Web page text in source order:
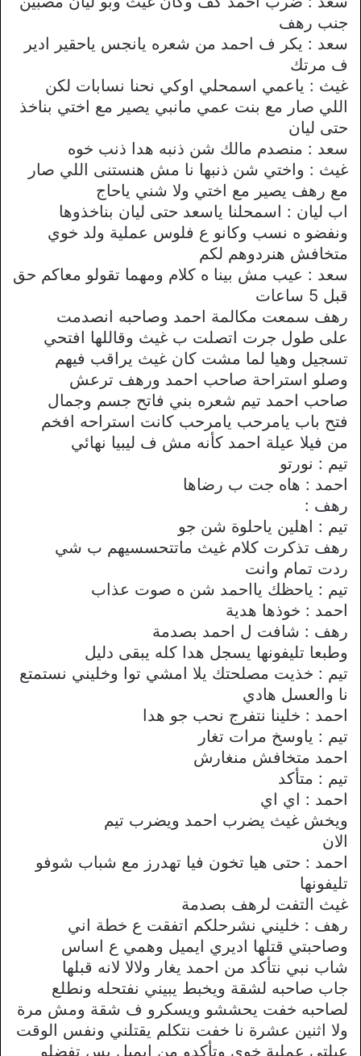
جنب رهف
سعد : يكر ف احمد من شعره يانجس ياحقير ادير
ف مرتك
غيث : ياعمي اسمحلي اوكي نحنا نسابات لكن
اللي صار مع بنت عمي مانبي يصير مع اختي بناخذ
حتى ليان
سعد : منصدم مالك شن ذنبه هدا ذنب خوه
غيث : واختي شن ذنبها نا مش هنستنى اللي صار
مع رهف يصير مع اختي ولا شني ياحاج
اب ليان : اسمحلنا ياسعد حتى ليان بناخذوها
ونفضو ه نسب وكانو ع فلوس عملية ولد خوي
متخافش هنردوهم لكم
سعد : عيب مش بينا ه كلام ومهما تقولو معاكم حق
قبل 5 ساعات
رهف سمعت مكالمة احمد وصاحبه انصدمت
على طول جرت اتصلت ب غيث وقاللها افتحي
تسجيل وهيا لما مشت كان غيث يراقب فيهم
وصلو استراحة صاحب احمد ورهف ترعش
صاحب احمد تيم شعره بني فاتح جسم وجمال
فتح باب يامرحب يامرحب كانت استراحه افخم
من فيلا عيلة احمد كأنه مش ف ليبيا نهائي
تيم : نورتو
احمد : هاه جت ب رضاها
رهف :
تيم : اهلين ياحلوة شن جو
رهف تذكرت كلام غيث ماتتحسسيهم ب شي
ردت تمام وانت
تيم : ياحظك يااحمد شن ه صوت عذاب
احمد : خوذها هدية
رهف : شافت ل احمد بصدمة
وطبعا تليفونها يسجل هدا كله يبقى دليل
تيم : خذيت مصلحتك يلا امشي توا وخليني نستمتع
نا والعسل هادي
احمد : خلينا نتفرج نحب جو هدا
تيم : ياوسخ مرات تغار
احمد متخافش منغارش
تيم : متأكد
احمد : اي اي
ويخش غيث يضرب احمد ويضرب تيم
الان
احمد : حتى هيا تخون فيا تهدرز مع شباب شوفو
تليفونها
غيث التفت لرهف بصدمة
رهف : خليني نشرحلكم اتفقت ع خطة اني
وصاحبتي قتلها اديري ايميل وهمي ع اساس
شاب نبي نتأكد من احمد يغار ولالا لانه قبلها
جاب صاحبه لشقة ويخبط يبيني نفتحله ونطلع
لصاحبه خفت يحششو ويسكرو ف شقة ومش مرة
ولا اثنين عشرة نا خفت نتكلم يقتلني ونفس الوقت
عيلتي عملية خوي وتأكدو من ايميل بس تفضلو